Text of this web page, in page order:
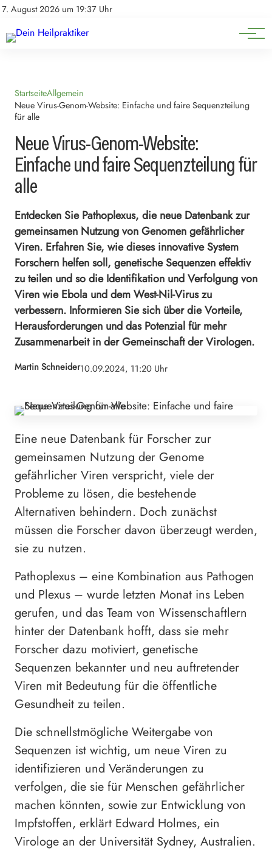
7. August 2026 um 19:37 Uhr
Impressum
Natürliche Medizin
Heilpflanzen & Kräuterkunde
StartseiteAllgemein
Neue Virus-Genom-Website: Einfache und faire Sequenzteilung
für alle
Neue Virus-Genom-Website:
Einfache und faire Sequenzteilung für
alle
Entdecken Sie Pathoplexus, die neue Datenbank zur
gemeinsamen Nutzung von Genomen gefährlicher
Viren. Erfahren Sie, wie dieses innovative System
Forschern helfen soll, genetische Sequenzen effektiv
zu teilen und so die Identifikation und Verfolgung von
Viren wie Ebola und dem West-Nil-Virus zu
verbessern. Informieren Sie sich über die Vorteile,
Herausforderungen und das Potenzial für mehr
Zusammenarbeit in der Gemeinschaft der Virologen.
Martin Schneider10.09.2024, 11:20 Uhr
Eine neue Datenbank für Forscher zur
gemeinsamen Nutzung der Genome
gefährlicher Viren verspricht, viele der
Probleme zu lösen, die bestehende
Alternativen behindern. Doch zunächst
müssen die Forscher davon überzeugt werden,
sie zu nutzen.
Pathoplexus – eine Kombination aus Pathogen
und Plexus – wurde letzten Monat ins Leben
gerufen, und das Team von Wissenschaftlern
hinter der Datenbank hofft, dass sie mehr
Forscher dazu motiviert, genetische
Sequenzen bekannter und neu auftretender
Viren mit Bedeutung für die öffentliche
Gesundheit zu teilen.
Die schnellstmögliche Weitergabe von
Sequenzen ist wichtig, um neue Viren zu
identifizieren und Veränderungen zu
verfolgen, die sie für Menschen gefährlicher
machen könnten, sowie zur Entwicklung von
Impfstoffen, erklärt Edward Holmes, ein
Virologe an der Universität Sydney, Australien.